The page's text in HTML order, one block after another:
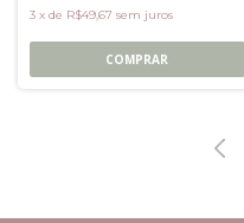
3 x de R$49,67 sem juros
COMPRAR